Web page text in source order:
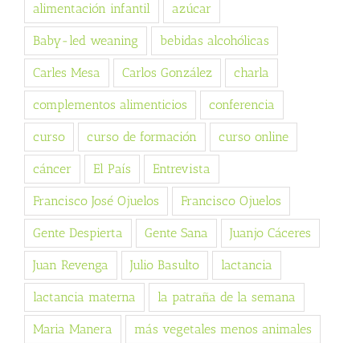
alimentación infantil azúcar
Baby-led weaning bebidas alcohólicas
Carles Mesa Carlos González charla
complementos alimenticios conferencia
curso curso de formación curso online
cáncer El País Entrevista
Francisco José Ojuelos Francisco Ojuelos
Gente Despierta Gente Sana Juanjo Cáceres
Juan Revenga Julio Basulto lactancia
lactancia materna la patraña de la semana
Maria Manera más vegetales menos animales